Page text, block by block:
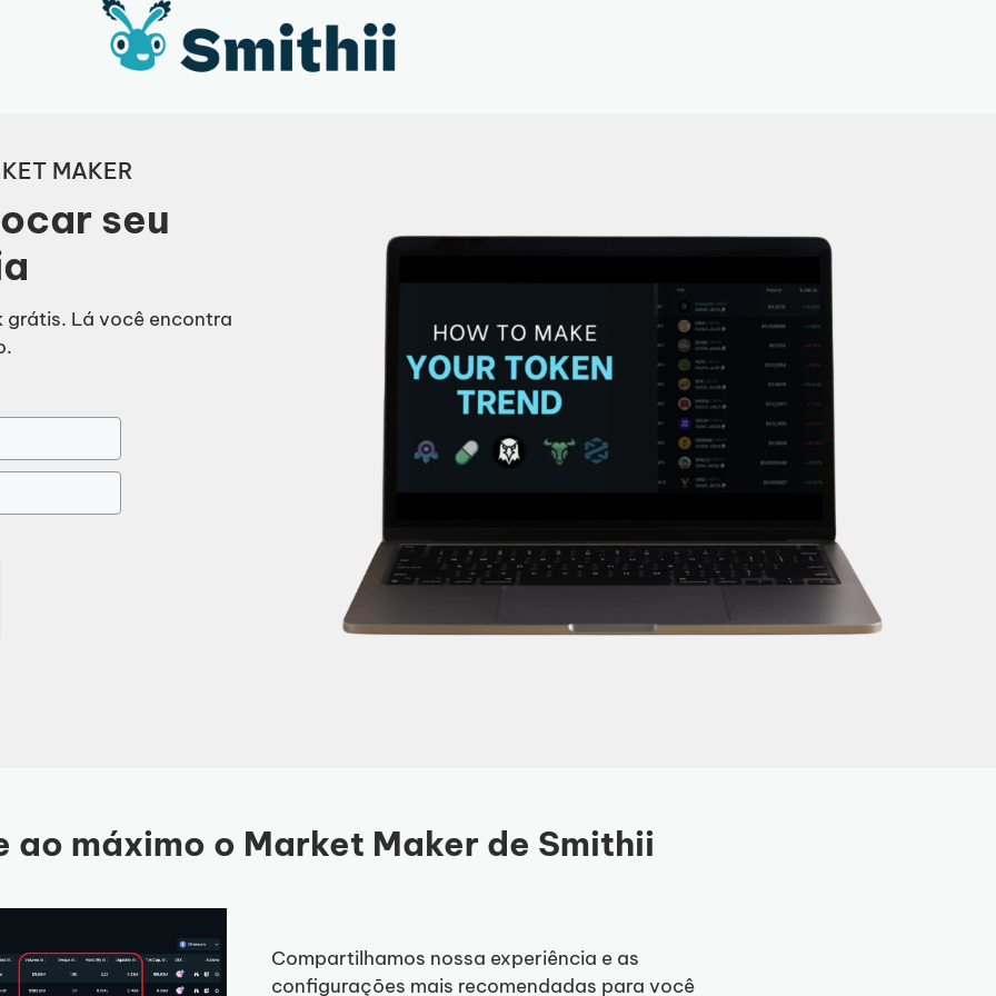
MAKER
seu
grátis. Lá você encontra
ao máximo o Market Maker de Smithii
Compartilhamos nossa experiência e as
configurações mais recomendadas para você